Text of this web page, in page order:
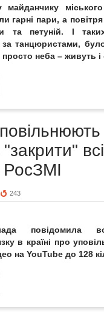
майданчику
гарні пари, а
та петуній. І
за танцюристами,
просто неба – живуть і
243
повідомила
в країні про
на YouTube до 128